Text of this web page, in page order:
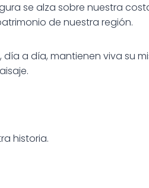
se alza sobre nuestra
de nuestra región.
a día, mantienen viva su
historia.